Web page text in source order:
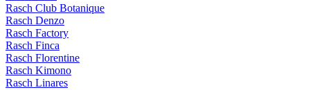
Rasch Club Botanique
Rasch Denzo
Rasch Factory
Rasch Finca
Rasch Florentine
Rasch Kimono
Rasch Linares